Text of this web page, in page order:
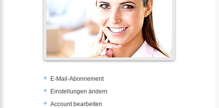
E-Mail-Abonnement
Einstellungen ändern
Account bearbeiten